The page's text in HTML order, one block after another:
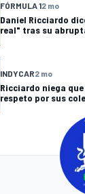
FÓRMULA 12 mo
Daniel Ricciardo
real" tras su
INDYCAR2 mo
Ricciardo niega
respeto por sus